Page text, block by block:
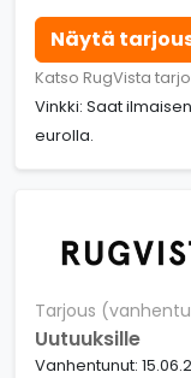
Näytä
Katso RugVista
Vinkki: Saat
eurolla.
Tarjous
Uutuuksille
Vanhentunut: